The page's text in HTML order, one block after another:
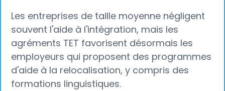
Les entreprises de taille moyenne négligent
souvent l'aide à l'intégration, mais les
agréments TET favorisent désormais les
employeurs qui proposent des programmes
d'aide à la relocalisation, y compris des
formations linguistiques.